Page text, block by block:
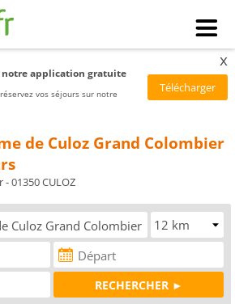
notre application gratuite
vos séjours sur notre
x
de Culoz Grand Colombier
01350 CULOZ